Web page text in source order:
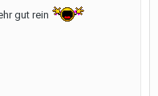
gut rein